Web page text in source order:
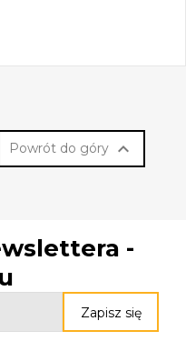
Powrót do góry 
-